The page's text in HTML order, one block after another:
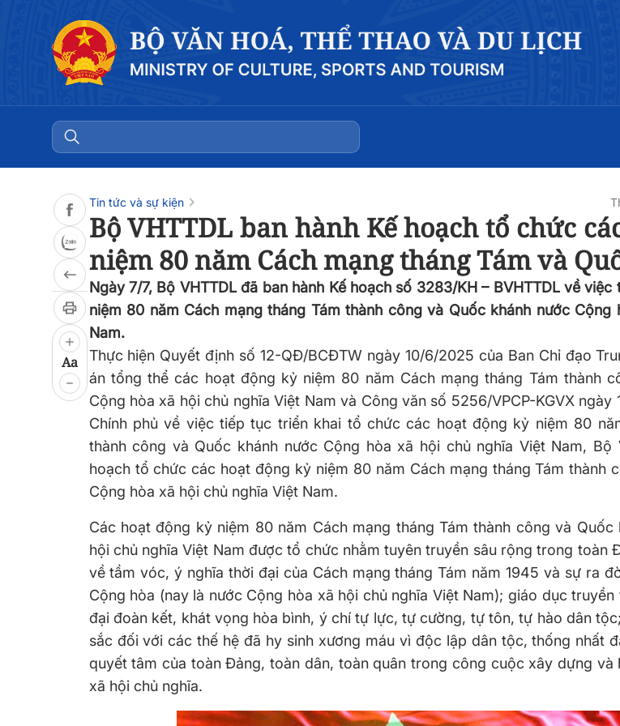
Aa
Tin tức và sự kiện
Bộ VHTTDL ban hành Kế hoạch tổ chức
niệm 80 năm Cách mạng tháng Tám và
Ngày 7/7, Bộ VHTTDL đã ban hành Kế hoạch số 3283/KH – BVHTTDL về
niệm 80 năm Cách mạng tháng Tám thành công và Quốc khánh nước Cộng
Nam.
Thực hiện Quyết định số 12-QĐ/BCĐTW ngày 10/6/2025 của Ban Chỉ đạo
án tổng thể các hoạt động kỷ niệm 80 năm Cách mạng tháng Tám thành
Cộng hòa xã hội chủ nghĩa Việt Nam và Công văn số 5256/VPCP-KGVX ngày
Chính phủ về việc tiếp tục triển khai tổ chức các hoạt động kỷ niệm 80
thành công và Quốc khánh nước Cộng hòa xã hội chủ nghĩa Việt Nam, Bộ
hoạch tổ chức các hoạt động kỷ niệm 80 năm Cách mạng tháng Tám thành
Cộng hòa xã hội chủ nghĩa Việt Nam.
Các hoạt động kỷ niệm 80 năm Cách mạng tháng Tám thành công và Quốc
hội chủ nghĩa Việt Nam được tổ chức nhằm tuyên truyền sâu rộng trong toàn
về tầm vóc, ý nghĩa thời đại của Cách mạng tháng Tám năm 1945 và sự ra
Cộng hòa (nay là nước Cộng hòa xã hội chủ nghĩa Việt Nam); giáo dục
đại đoàn kết, khát vọng hòa bình, ý chí tự lực, tự cường, tự tôn, tự hào dân
sắc đối với các thế hệ đã hy sinh xương máu vì độc lập dân tộc, thống nhất
quyết tâm của toàn Đảng, toàn dân, toàn quân trong công cuộc xây dựng và
xã hội chủ nghĩa.
0:00 0:00